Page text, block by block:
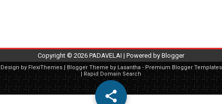
Copyright © 2026 PADAVELAI | Powered by Blogger
Design byFlexiThemes| Blogger Theme byLasantha -Premium Blogger Templates
|Rapid Domain Search